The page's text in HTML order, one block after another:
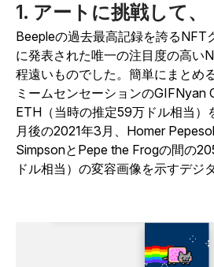
1. アートに挑戦して、
Beepleの過去最高記録を誇るNFT
に発表された唯一の注目度の高い
程遠いものでした。簡単にまとめ
ミームセンセーションのGIFNyan
ETH（当時の推定59万ドル相当）
月後の2021年3月、 Homer Pepe
SimpsonとPepe the Frogの間の
ドル相当）の変容画像を示すデジ